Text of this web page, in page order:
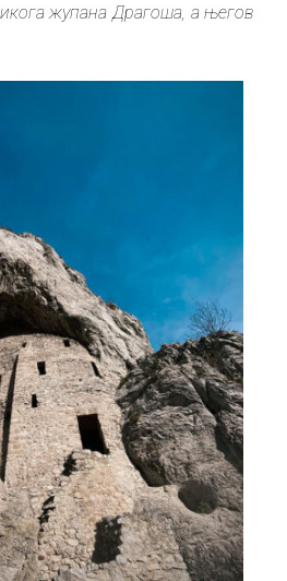
жупана Драгоша, а његов